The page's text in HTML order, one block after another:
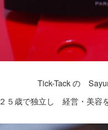
Tick-Tack の
２５歳で独立し 経営・美容